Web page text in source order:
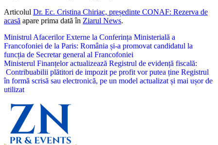
Articolul Dr. Ec. Cristina Chiriac, președinte CONAF: Rezerva de
acasă apare prima dată în Ziarul News.
Navigare
în
articole
Ministrul Afacerilor Externe la Conferința Ministerială a
Francofoniei de la Paris: România și-a promovat candidatul la
funcția de Secretar general al Francofoniei
Ministerul Finanțelor actualizează Registrul de evidență fiscală:
Contribuabilii plătitori de impozit pe profit vor putea ține Registrul
în formă scrisă sau electronică, pe un model actualizat și mai ușor de
utilizat